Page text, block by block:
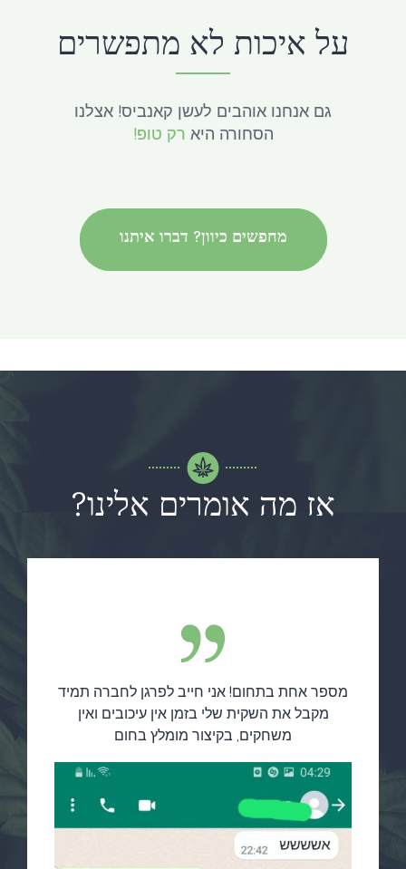
על איכות לא מתפשרים
גם אנחנו אוהבים לעשן קאנביס! אצלנו
הסחורה היא רק טופ!
מחפשים כיוון? דברו איתנו
אז מה אומרים אלינו?
מספר אחת בתחום! אני חייב לפרגן לחברה תמיד
מקבל את השקית שלי בזמן אין עיכובים ואין
משחקים, בקיצור מומלץ בחום